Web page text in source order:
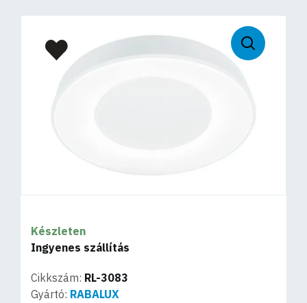
Készleten
Ingyenes szállítás
Cikkszám: RL-3083
Gyártó: RABALUX